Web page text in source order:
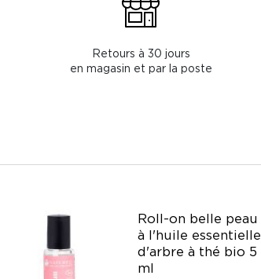
Retours à 30 jours
en magasin et par la poste
Roll-on belle peau
à l'huile essentielle
d'arbre à thé bio 5
ml